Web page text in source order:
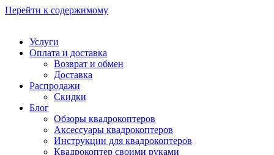
Перейти к содержимому
Услуги
Оплата и доставка
Возврат и обмен
Доставка
Распродажи
Скидки
Блог
Обзоры квадрокоптеров
Аксессуары квадрокоптеров
Инструкции для квадрокоптеров
Квадрокоптер своими руками